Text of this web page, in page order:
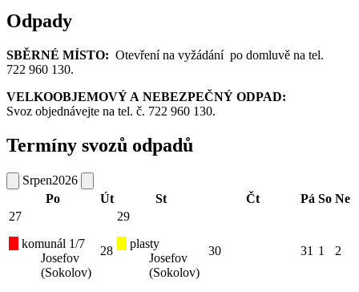
Odpady
SBĚRNÉ MÍSTO: Otevření na vyžádání po domluvě na tel.
722 960 130.
VELKOOBJEMOVÝ A NEBEZPEČNÝ ODPAD:
Svoz objednávejte na tel. č. 722 960 130.
Termíny svozů odpadů
Srpen2026
Po
Út St Čt Pá So Ne
27
komunál 1/7
Josefov
(Sokolov)
28
29
plasty
Josefov
(Sokolov)
30 31 1 2